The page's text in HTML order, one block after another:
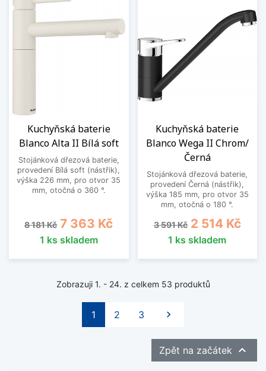
Kuchyňská baterie
Blanco Alta II Bílá soft
Stojánková dřezová baterie,
provedení Bílá soft (nástřik),
výška 226 mm, pro otvor 35
mm, otočná o 360 °.
Běžná cena
8 181 Kč Cena
7 363 Kč
1 ks skladem
Kuchyňská baterie
Blanco Wega II Chrom/
Černá
Stojánková dřezová baterie,
provedení Černá (nástřik),
výška 185 mm, pro otvor 35
mm, otočná o 180 °.
Běžná cena
3 591 Kč Cena
2 514 Kč
1 ks skladem
Zobrazuji 1. - 24. z celkem 53 produktů
1 2 3 Další

Zpět na začátek 